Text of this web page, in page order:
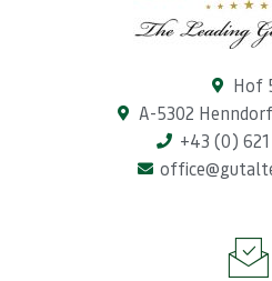
Hof
A-5302
+43 (0)